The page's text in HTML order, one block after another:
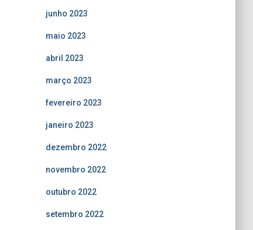
junho 2023
maio 2023
abril 2023
março 2023
fevereiro 2023
janeiro 2023
dezembro 2022
novembro 2022
outubro 2022
setembro 2022